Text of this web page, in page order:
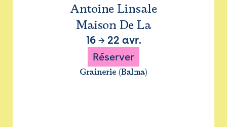
Antoine Linsale
Maison De La
16→ 22 avr.
Réserver
Grainerie (Balma)